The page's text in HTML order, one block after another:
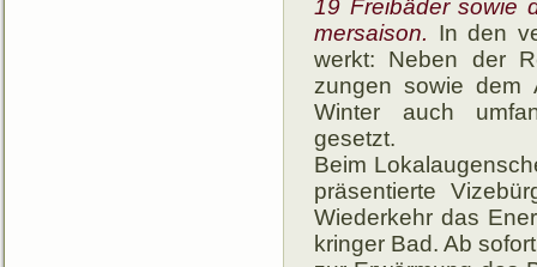
19 Frei­bä­der so­wie
mer­saison. In den
werkt: Neben der
zungen so­wie dem
Win­ter auch
gesetzt.
Beim
prä­sen­tierte
Wieder­kehr das
krin­ger Bad. Ab